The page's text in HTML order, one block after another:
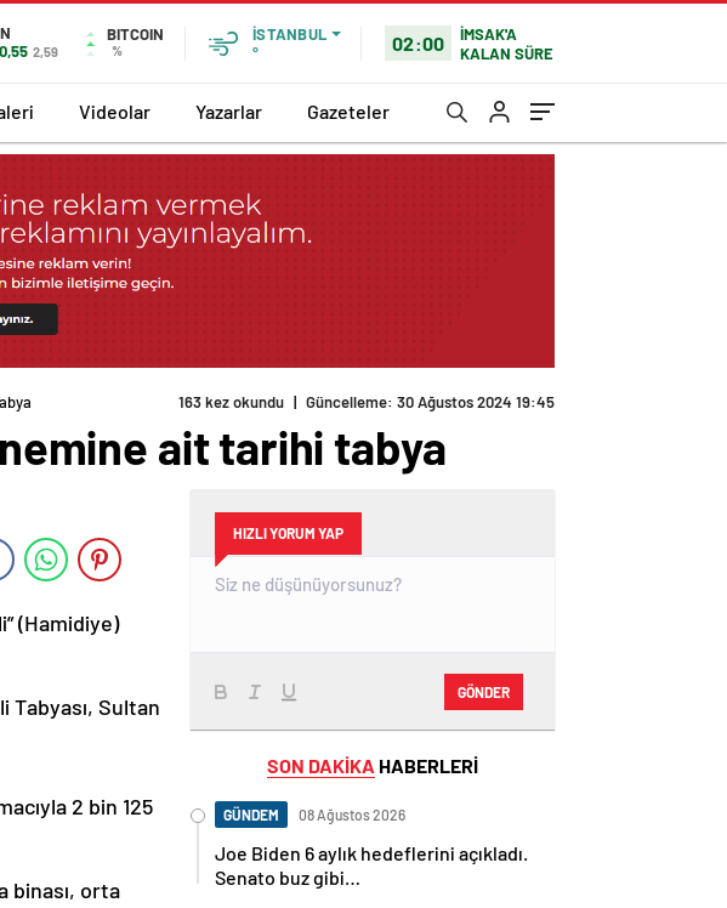
2,59
BITCOIN
%
İSTANBUL
°
02:00
İMSAK'A
KALAN SÜRE
Videolar Yazarlar Gazeteler
163 kez okundu | Güncelleme: 30 Ağustos 2024 19:45
ait tarihi tabya
(Hamidiye)
Tabyası, Sultan
2 bin 125
binası, orta
HIZLI YORUM YAP
GÖNDER
SON DAKİKA HABERLERİ
GÜNDEM 08 Ağustos 2026
Joe Biden 6 aylık hedeflerini açıkladı.
Senato buz gibi…